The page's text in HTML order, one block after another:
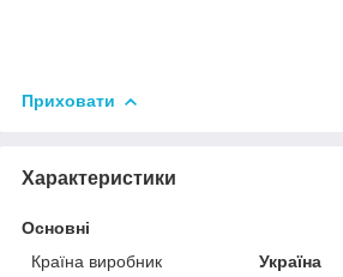
Приховати
Характеристики
Основні
Країна виробник
Україна